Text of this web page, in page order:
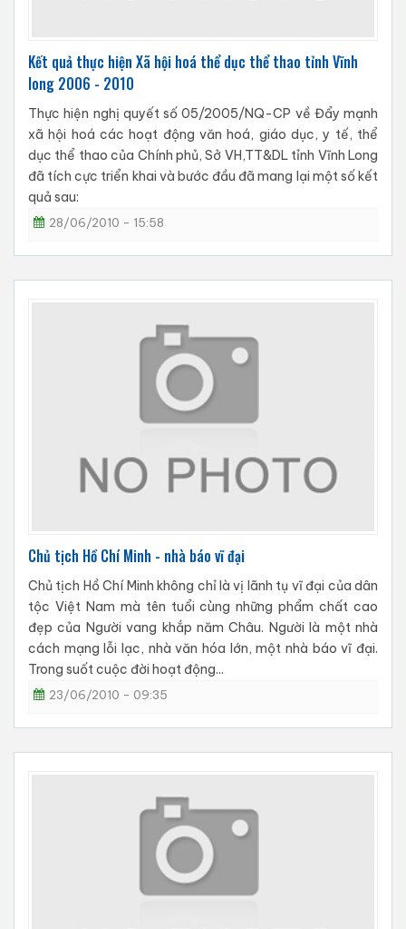
Kết quả thực hiện Xã hội hoá thể dục thể thao tỉnh Vĩnh
long 2006 - 2010
Thực hiện nghị quyết số 05/2005/NQ-CP về Đẩy mạnh
xã hội hoá các hoạt động văn hoá, giáo dục, y tế, thể
dục thể thao của Chính phủ, Sở VH,TT&DL tỉnh Vĩnh Long
đã tích cực triển khai và bước đầu đã mang lại một số kết
quả sau:
28/06/2010 - 15:58
Chủ tịch Hồ Chí Minh - nhà báo vĩ đại
Chủ tịch Hồ Chí Minh không chỉ là vị lãnh tụ vĩ đại của dân
tộc Việt Nam mà tên tuổi cùng những phẩm chất cao
đẹp của Người vang khắp năm Châu. Người là một nhà
cách mạng lỗi lạc, nhà văn hóa lớn, một nhà báo vĩ đại.
Trong suốt cuộc đời hoạt động...
23/06/2010 - 09:35